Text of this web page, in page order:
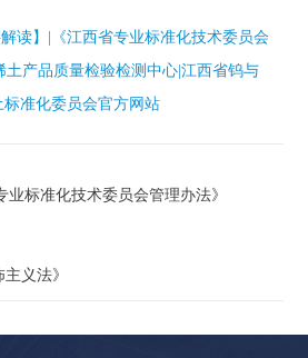
解读】|《江西省专业标准化技术委员会
土产品质量检验检测中心|江西省钨与
准化委员会官方网站
业标准化技术委员会管理办法》
义法》